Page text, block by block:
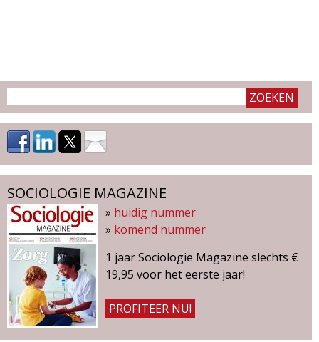
o
g
i
e
M
a
g
a
u
SOCIOLOGIE MAGAZINE
» huidig nummer
» komend nummer
1 jaar Sociologie Magazine slechts €
19,95 voor het eerste jaar!
PROFITEER NU!